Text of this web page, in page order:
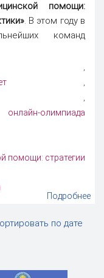
помощи:
. В этом году в
команд
,
олимпиада
помощи: стратегии
Подробнее
по дате